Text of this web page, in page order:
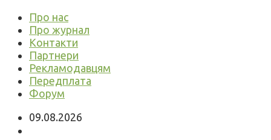
Про нас
Про журнал
Контакти
Партнери
Рекламодавцям
Передплата
Форум
09.08.2026